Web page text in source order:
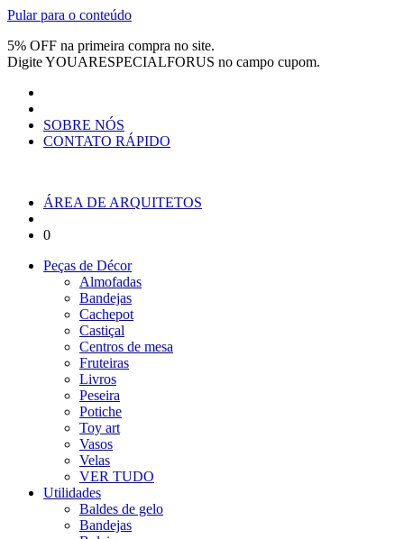
Pular para o conteúdo
5% OFF na primeira compra no site.
DigiteYOUARESPECIALFORUS no campo cupom.
SOBRE NÓS
CONTATO RÁPIDO
ÁREA DE ARQUITETOS
0
Peças de Décor
Almofadas
Bandejas
Cachepot
Castiçal
Centros de mesa
Fruteiras
Livros
Peseira
Potiche
Toy art
Vasos
Velas
VER TUDO
Utilidades
Baldes de gelo
Bandejas